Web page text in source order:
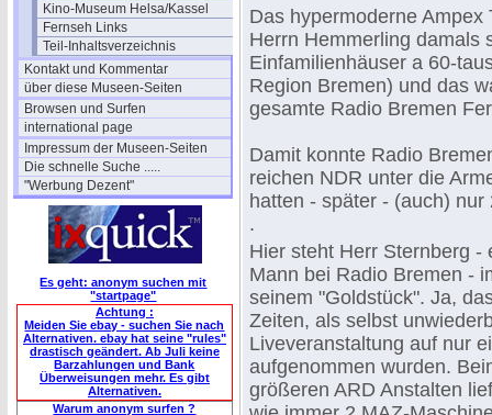
Kino-Museum Helsa/Kassel
Fernseh Links
Teil-Inhaltsverzeichnis
Kontakt und Kommentar
über diese Museen-Seiten
Browsen und Surfen
international page
Impressum der Museen-Seiten
Die schnelle Suche .....
"Werbung Dezent"
Es geht: anonym suchen mit
"startpage"
Achtung :
Meiden Sie ebay - suchen Sie nach
Alternativen. ebay hat seine "rules"
drastisch geändert. Ab Juli keine
Barzahlungen und Bank
Überweisungen mehr. Es gibt
Alternativen.
Warum anonym surfen ?
Das hypermoderne Ampex
Herrn Hemmerling damals
Einfamilienhäuser a 60-
Region Bremen) und das
gesamte Radio Bremen
Damit konnte Radio
reichen NDR unter die
hatten - später - (auch) nur
.
Hier steht Herr Sternberg -
Mann bei Radio Bremen -
seinem "Goldstück". Ja,
Zeiten, als selbst
Liveveranstaltung auf nur
aufgenommen wurden.
größeren ARD Anstalten